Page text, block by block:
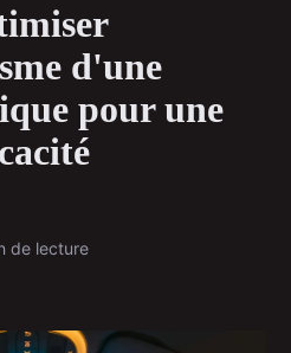
d'une
pour une
de lecture